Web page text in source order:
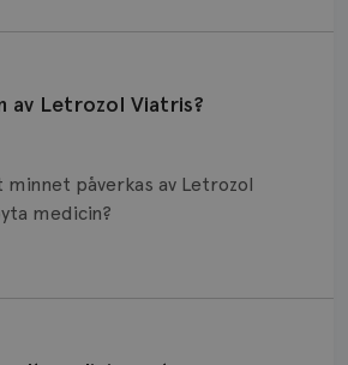
av Letrozol Viatris?
påverkas av Letrozol
byta medicin?